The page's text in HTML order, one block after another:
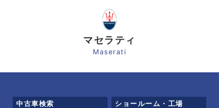
マセラティ
Maserati
中古車検索 ショールーム・工場